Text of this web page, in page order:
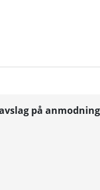
på